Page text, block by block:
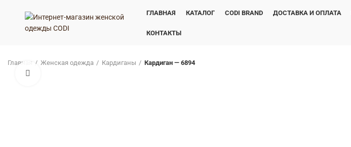
ГЛАВНАЯ КАТАЛОГ CODI BRAND ДОСТАВКА И ОПЛАТА
КОНТАКТЫ
Главная Женская одежда Кардиганы Кардиган — 6894